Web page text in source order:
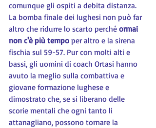
comunque gli ospiti a debita distanza.
La bomba finale dei lughesi non può far
altro che ridurre lo scarto perché ormai
non c'è più tempo per altro e la sirena
fischia sul 59-57. Pur con molti alti e
bassi, gli uomini di coach Ortasi hanno
avuto la meglio sulla combattiva e
giovane formazione lughese e
dimostrato che, se si liberano delle
scorie mentali che ogni tanto li
attanagliano, possono tornare la